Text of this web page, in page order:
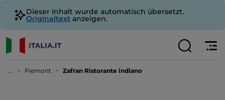
Dieser Inhalt wurde automatisch übersetzt.
Originaltext anzeigen.
... Piemont Zafran Ristorante indiano